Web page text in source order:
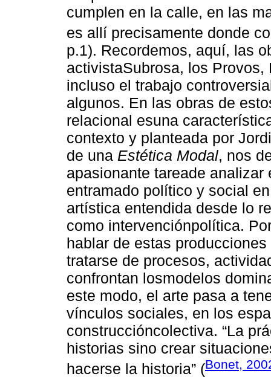
cumplen en la calle, en las
es allí precisamente donde
p.1). Recordemos, aquí, las
activistaSubrosa, los
incluso el trabajo
algunos. En las obras de
relacional esuna
contexto y planteada por
de una Estética Modal, nos
apasionante tareade
entramado político y social
artística entendida desde lo
como intervenciónpolítica.
hablar de estas
tratarse de procesos,
confrontan losmodelos
este modo, el arte pasa a
vínculos sociales, en los
construccióncolectiva. “La
historias sino crear
hacerse la historia” (Bonet,